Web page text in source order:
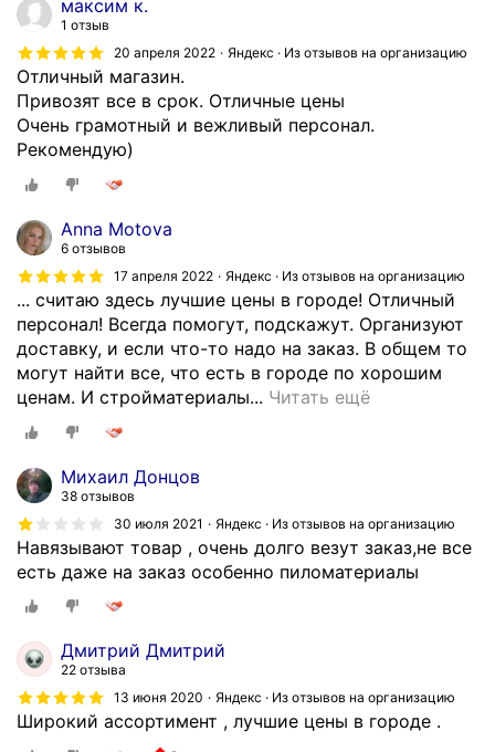
м
т
н
ц
и
а
л
и
с
т
е
р
л
п
о
р
о
ы
х
м
а
т
е
о
в
,
н
ы
максим к.
1 отзыв
20 апреля 2022
Яндекс · Из отзывов на организацию
Отличный магазин.
Привозят все в срок. Отличные цены
Очень грамотный и вежливый персонал.
Рекомендую)
Anna Motova
6 отзывов
17 апреля 2022
Яндекс · Из отзывов на организацию
... считаю здесь лучшие цены в городе! Отличный
персонал! Всегда помогут, подскажут. Организуют
доставку, и если что-то надо на заказ. В общем то
могут найти все, что есть в городе по хорошим
ценам. И стройматериалы... Читать ещёЯ
а
ю
з
у
Михаил Донцов
38 отзывов
30 июля 2021
Яндекс · Из отзывов на организацию
Навязывают товар , очень долго везут заказ,не все
есть даже на заказ особенно пиломатериалы
Дмитрий Дмитрий
22 отзыва
13 июня 2020
Яндекс · Из отзывов на организацию
Широкий ассортимент , лучшие цены в городе .